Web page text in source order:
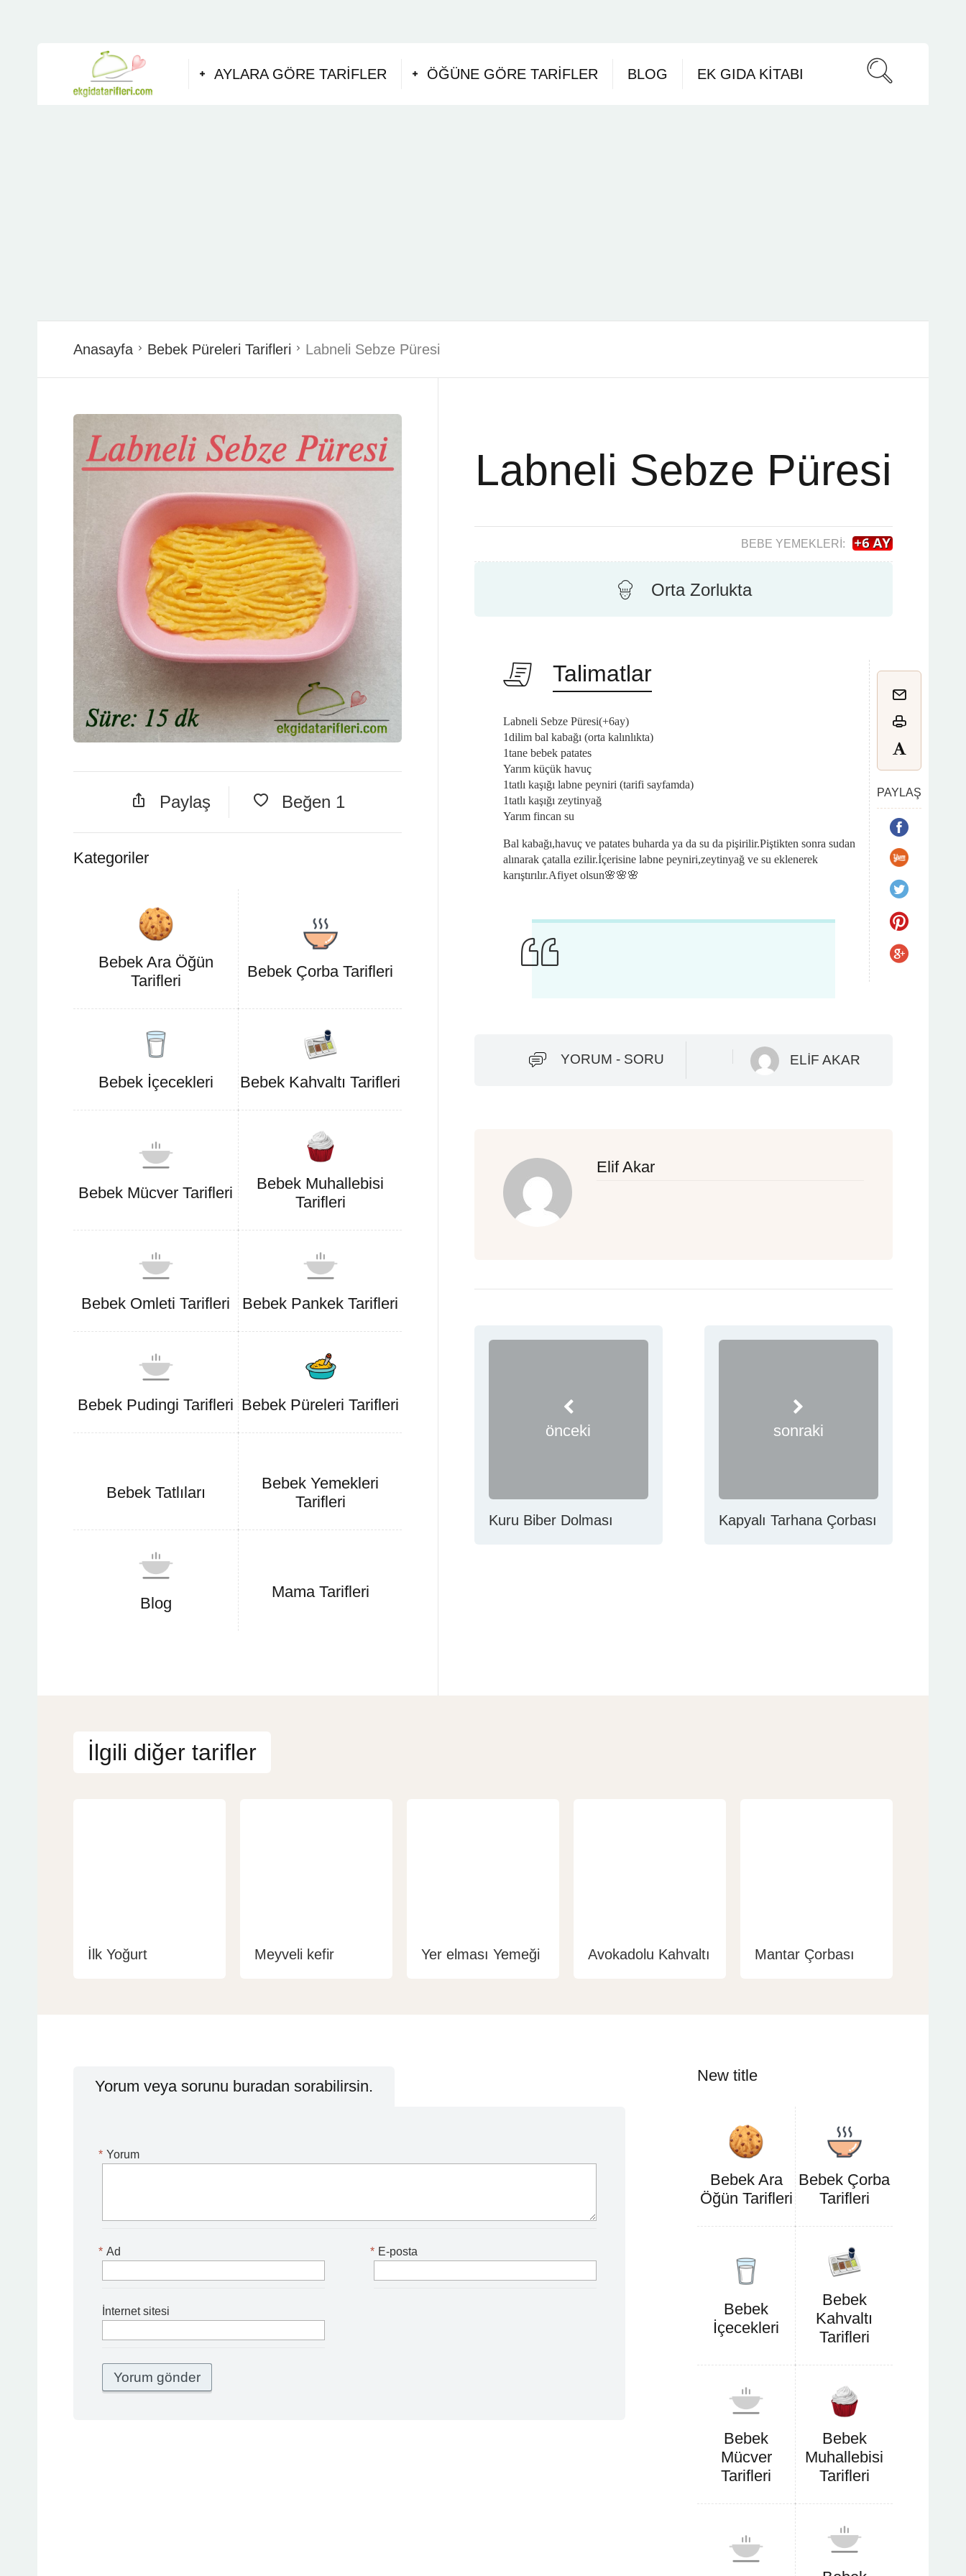
AYLARA GÖRE TARIFLER ÖĞÜNE GÖRE TARIFLER BLOG EK GIDA KITABI
Anasayfa Bebek Püreleri Tarifleri Labneli Sebze Püresi
Paylaş Beğen 1
Kategoriler
Bebek Ara Öğün
Tarifleri
Bebek Çorba Tarifleri
Bebek İçecekleri Bebek Kahvaltı Tarifleri
Bebek Mücver Tarifleri
Bebek Muhallebisi
Tarifleri
Bebek Omleti Tarifleri Bebek Pankek Tarifleri
Bebek Pudingi Tarifleri Bebek Püreleri Tarifleri
Bebek Tatlıları
Bebek Yemekleri
Tarifleri
Blog
Mama Tarifleri
Labneli Sebze Püresi
BEBE YEMEKLERI:
Orta Zorlukta
Talimatlar
PAYLAŞ
Labneli Sebze Püresi(+6ay)
1dilim bal kabağı (orta kalınlıkta)
1tane bebek patates
Yarım küçük havuç
1tatlı kaşığı labne peyniri (tarifi sayfamda)
1tatlı kaşığı zeytinyağ
Yarım fincan su
Bal kabağı,havuç ve patates buharda ya da su da pişirilir.Piştikten sonra sudan
alınarak çatalla ezilir.İçerisine labne peyniri,zeytinyağ ve su eklenerek
karıştırılır.Afiyet olsun🌸🌸🌸
YORUM - SORU ELIF AKAR
Elif Akar
önceki
Kuru Biber Dolması
sonraki
Kapyalı Tarhana Çorbası
İlgili diğer tarifler
İlk Yoğurt Meyveli kefir Yer elması Yemeği Avokadolu Kahvaltı Mantar Çorbası
Yorum veya sorunu buradan sorabilirsin.
Yorum
*
Ad
* E-posta
*
İnternet sitesi
New title
Bebek Ara
Öğün Tarifleri
Bebek Çorba
Tarifleri
Bebek
İçecekleri
Bebek
Kahvaltı
Tarifleri
Bebek
Mücver
Tarifleri
Bebek
Muhallebisi
Tarifleri